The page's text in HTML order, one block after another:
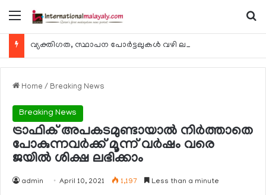
Menu
Home / Breaking News
Breaking News
ട്രാഫിക് അപകടമുണ്ടായാല്‍ നിര്‍ത്താതെ
പോകുന്നവര്‍ക്ക് മൂന്ന് വര്‍ഷം വരെ
ജയില്‍ ശിക്ഷ ലഭിക്കാം
admin April 10, 2021 1,197 Less than a minute